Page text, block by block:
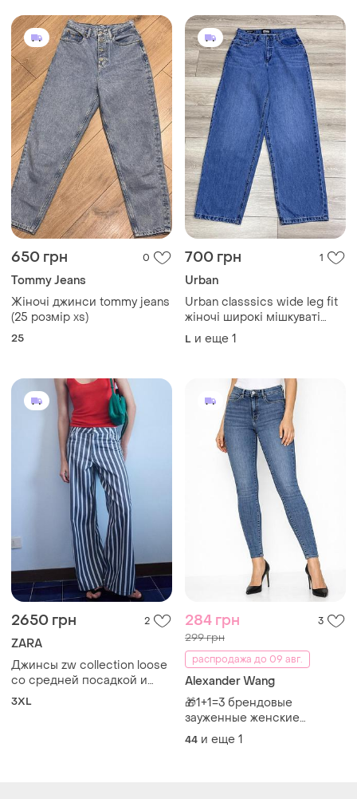
650 грн 0
Tommy Jeans
Жіночі джинси tommy jeans
(25 розмір xs)
25
700 грн 1
Urban
Urban classsics wide leg fit
жіночі широкі мішкуваті
джинси баггі банани базові
прямі оверсайз банани
L и еще 1
2650 грн 2
ZARA
Джинсы zw collection loose
со средней посадкой и
полосками от zara
3XL
284 грн 3
299 грн
распродажа до 09 авг.
Alexander Wang
🎁1+1=3 брендовые
зауженные женские
джинсы скинни стрейч
alexander wang, размер 44 -
44 и еще 1